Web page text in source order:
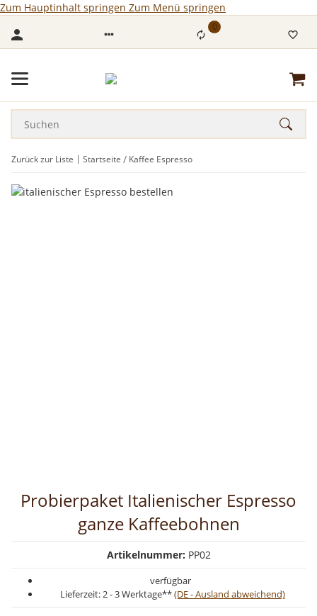
Zum Hauptinhalt springen Zum Menü springen
0
Zurück zur Liste Startseite Kaffee Espresso
Probierpaket Italienischer Espresso
ganze Kaffeebohnen
Artikelnummer: PP02
verfügbar
Lieferzeit:2 - 3 Werktage**(DE - Ausland abweichend)